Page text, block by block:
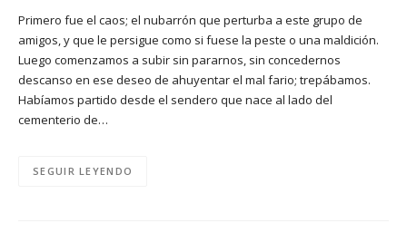
Primero fue el caos; el nubarrón que perturba a este grupo de
amigos, y que le persigue como si fuese la peste o una maldición.
Luego comenzamos a subir sin pararnos, sin concedernos
descanso en ese deseo de ahuyentar el mal fario; trepábamos.
Habíamos partido desde el sendero que nace al lado del
cementerio de…
SEGUIR LEYENDO